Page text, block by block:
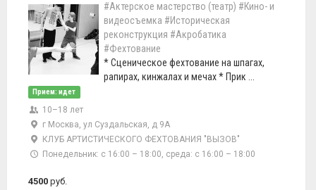
#Актерское мастерство (театр) #Кино- и
видеосъемка #Историческая
реконструкция #Акробатика
#Фехтование
* Сценическое фехтование на шпагах,
рапирах, кинжалах и мечах * Прик ...
Прием: идет
10–18 лет
г Москва, ул Суздальская, д 9А
КЛУБ АРТИСТИЧЕСКОГО ФЕХТОВАНИЯ "ВЫЗОВ"
Понедельник: с 16:00 – 18:00, среда: с 16:00 – 18:00
4500 руб.